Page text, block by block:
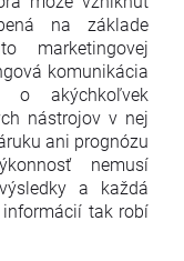
na základe
marketingovej
komunikácia
o akýchkoľvek
nástrojov v nej
ani prognózu
nemusí
a každá
tak robí